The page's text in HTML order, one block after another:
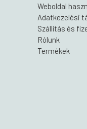
Weboldal
Adatkezelési
Szállítás és
Rólunk
Termékek